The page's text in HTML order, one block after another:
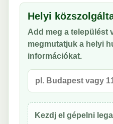
Helyi
Add meg a települést
megmutatjuk a helyi
információkat.
Kezdj el gépelni